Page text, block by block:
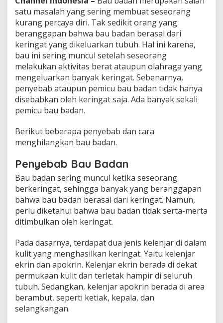
satu masalah yang sering membuat seseorang
kurang percaya diri. Tak sedikit orang yang
beranggapan bahwa bau badan berasal dari
keringat yang dikeluarkan tubuh. Hal ini karena,
bau ini sering muncul setelah seseorang
melakukan aktivitas berat ataupun olahraga yang
mengeluarkan banyak keringat. Sebenarnya,
penyebab ataupun pemicu bau badan tidak hanya
disebabkan oleh keringat saja. Ada banyak sekali
pemicu bau badan.
Berikut beberapa penyebab dan cara
menghilangkan bau badan.
Penyebab Bau Badan
Bau badan sering muncul ketika seseorang
berkeringat, sehingga banyak yang beranggapan
bahwa bau badan berasal dari keringat. Namun,
perlu diketahui bahwa bau badan tidak serta-merta
ditimbulkan oleh keringat.
Pada dasarnya, terdapat dua jenis kelenjar di dalam
kulit yang menghasilkan keringat. Yaitu kelenjar
ekrin dan apokrin. Kelenjar ekrin berada di dekat
permukaan kulit dan terletak hampir di seluruh
tubuh. Sedangkan, kelenjar apokrin berada di area
berambut, seperti ketiak, kepala, dan
selangkangan.